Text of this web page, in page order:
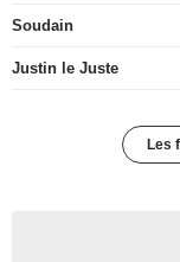
Soudain
Justin le Juste
Les